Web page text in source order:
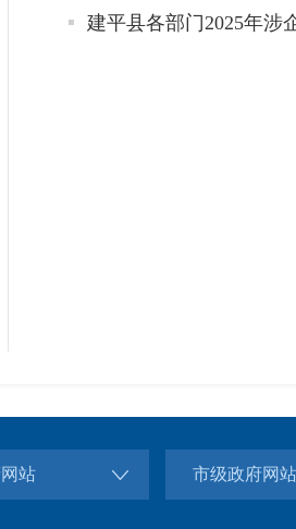
建平县各部门2025年涉
站 市级政府网站